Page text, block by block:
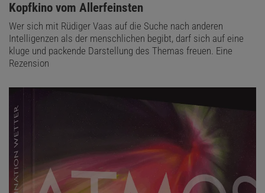
:
Kopfkino vom Allerfeinsten
Wer sich mit Rüdiger Vaas auf die Suche nach anderen
Intelligenzen als der menschlichen begibt, darf sich auf eine
kluge und packende Darstellung des Themas freuen. Eine
Rezension